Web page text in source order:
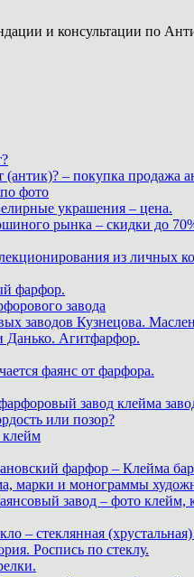
и консультации по
– покупка продажа
фото
украшения – цена.
рынка – скидки до
из личных
фарфор.
завода
заводов Кузнецова.
Данько. Агитфарфор.
фаянс от фарфора.
завод клейма
или позор?
фарфор – Клейма
марки и монограммы
завод – фото клейм,
– стеклянная
Роспись по стеклу.